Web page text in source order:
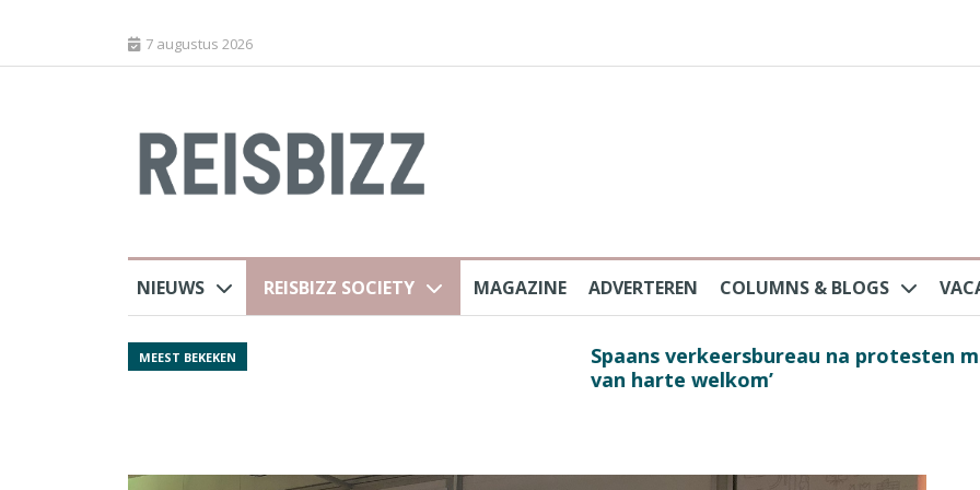
7 augustus 2026
NIEUWS REISBIZZ SOCIETY MAGAZINE ADVERTEREN COLUMNS & BLOGS
MEEST BEKEKEN
Spaans verkeersbureau na protesten massatoerisme: ‘Nederlandse